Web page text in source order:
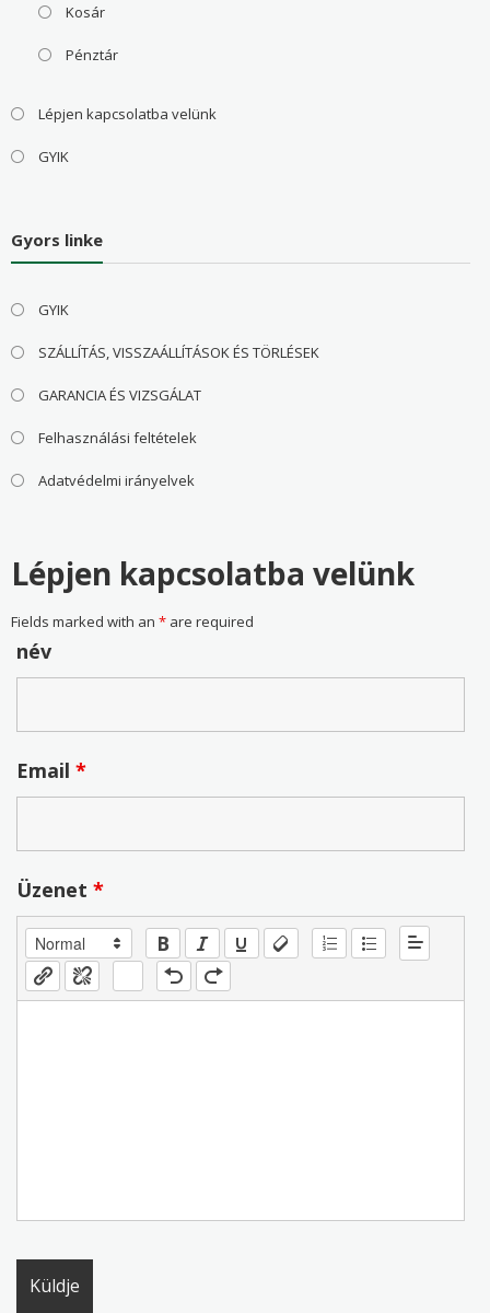
Kosár
Pénztár
Lépjen kapcsolatba velünk
GYIK
Gyors linke
GYIK
SZÁLLÍTÁS, VISSZAÁLLÍTÁSOK ÉS TÖRLÉSEK
GARANCIA ÉS VIZSGÁLAT
Felhasználási feltételek
Adatvédelmi irányelvek
Lépjen kapcsolatba velünk
Fields marked with an *are required
név
Email *
Üzenet *